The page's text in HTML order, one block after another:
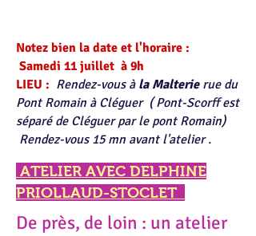
​Notez bien la date et l'horaire :
Samedi 11 juillet à 9h ​
LIEU : Rendez-vous à la Malterierue du
Pont Romain à Cléguer ( Pont-Scorff est
séparé de Cléguer par le pont Romain)
Rendez-vous 15 mn avant l'atelier .
ATELIER AVEC DELPHINE
PRIOLLAUD-STOCLET
De près, de loin : un atelier